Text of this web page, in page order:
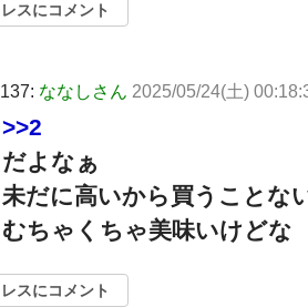
レスにコメント
137: ななしさん 2025/05/24(土)
>>2
だよなぁ
未だに高いから買うことな
むちゃくちゃ美味いけどな
レスにコメント